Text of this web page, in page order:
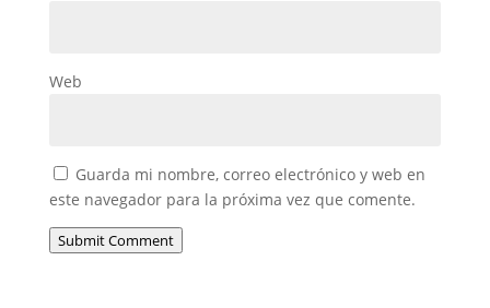
Web
Guarda mi nombre, correo electrónico y web en
este navegador para la próxima vez que comente.
Submit Comment